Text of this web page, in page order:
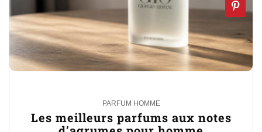
PARFUM HOMME
Les meilleurs parfums aux notes